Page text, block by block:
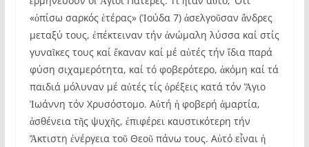
«ὀπίσω σαρκός ἑτέρας» (Ἰούδα 7) ἀσελγοῦσαν ἄνδρες
μεταξύ τους, ἐπέκτειναν τήν ἀνώμαλη λύσσα καί στίς
γυναῖκες τους καί ἔκαναν καί μέ αὐτές τήν ἴδια παρά
φύση σιχαμερότητα, καί τό φοβερότερο, ἀκόμη καί τά
παιδιά μόλυναν μέ αὐτές τίς ὀρέξεις κατά τόν Ἅγιο
Ἰωάννη τόν Χρυσόστομο. Αὐτή ἡ φοβερή ἁμαρτία,
ἀσθένεια τῆς ψυχῆς, ἐπιφέρει καυστικότερη τήν
Ἄκτιστη ἐνέργεια τοῦ Θεοῦ πάνω τους. Αὐτό εἶναι ἡ